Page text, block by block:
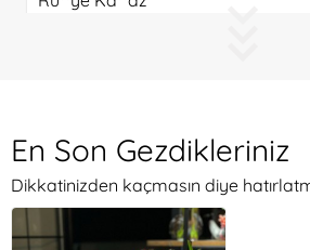
Her zaman ozenli ve guzel.
A**a Yaz****glu
En Son Gezdikleriniz
Dikkatinizden kaçmasın diye